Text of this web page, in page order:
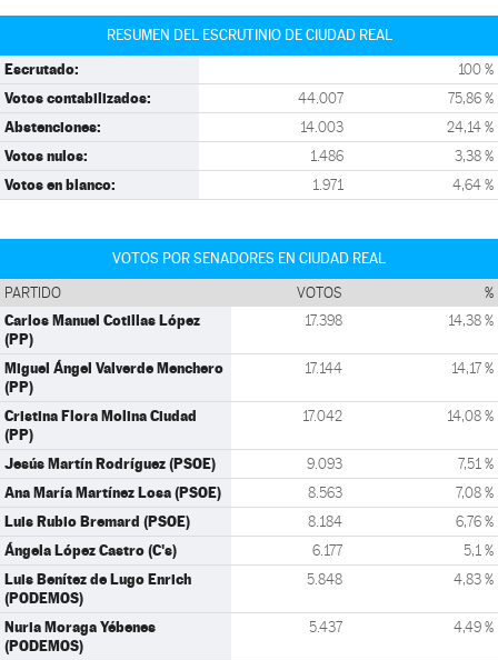
RESUMEN DEL ESCRUTINIO DE CIUDAD REAL
Escrutado: 100 %
Votos contabilizados: 44.007 75,86 %
Abstenciones: 14.003 24,14 %
Votos nulos: 1.486 3,38 %
Votos en blanco: 1.971 4,64 %
VOTOS POR SENADORES EN CIUDAD REAL
PARTIDO VOTOS %
Carlos Manuel Cotillas López
(PP)
17.398 14,38 %
Miguel Ángel Valverde Menchero
(PP)
17.144 14,17 %
Cristina Flora Molina Ciudad
(PP)
17.042 14,08 %
Jesús Martín Rodríguez (PSOE) 9.093 7,51 %
Ana María Martínez Losa (PSOE) 8.563 7,08 %
Luis Rubio Bremard (PSOE) 8.184 6,76 %
Ángela López Castro (C's) 6.177 5,1 %
Luis Benítez de Lugo Enrich
(PODEMOS)
5.848 4,83 %
Nuria Moraga Yébenes
(PODEMOS)
5.437 4,49 %